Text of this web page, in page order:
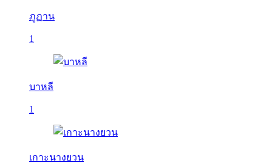
ภูฏาน
1
บาหลี
1
เกาะนางยวน